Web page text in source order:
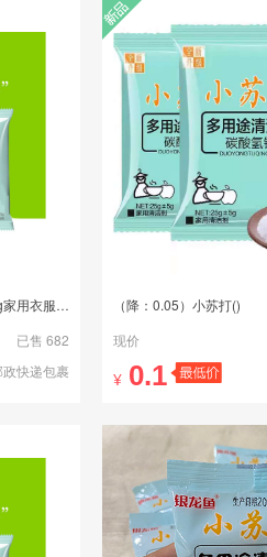
小苏打清洁粉 清洁厨房去污粉25g家用衣服清洗剂
已售 682
快递包裹
新品
（降：0.05）小苏打()
现价
¥ 0.1